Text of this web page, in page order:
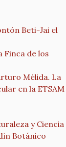
Beti-Jai el
Finca de los
Mélida. La
en la ETSAM
y Ciencia
Botánico